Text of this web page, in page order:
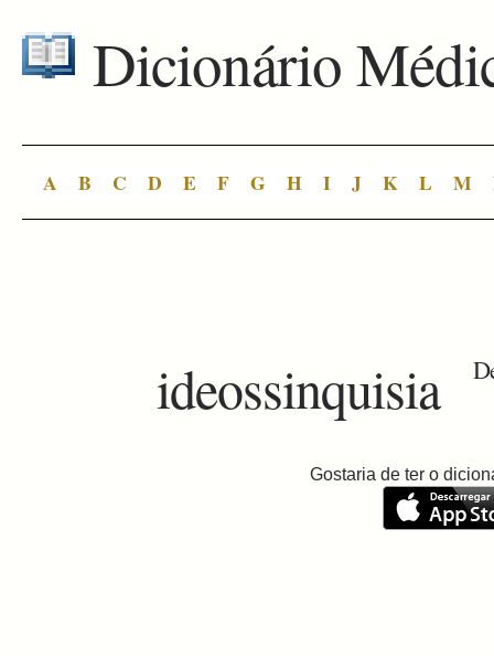
Dicionário
A B C D E F G H I J K L M
ideossinquisia
Gostaria de ter o